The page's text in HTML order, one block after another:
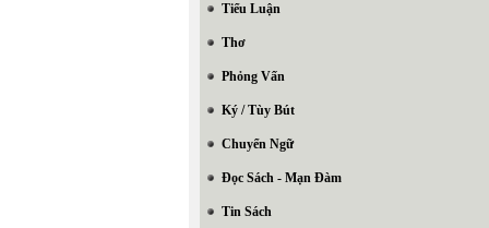
Tiểu Luận
Thơ
Phỏng Vấn
Ký / Tùy Bút
Chuyển Ngữ
Đọc Sách - Mạn Đàm
Tin Sách